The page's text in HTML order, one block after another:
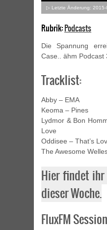
▷ Letzte Änderung: 2015-
Rubrik:Podcasts
Die Spannung
Case.. ähm Podcast
Tracklist:
Abby – EMA
Keoma – Pines
Lydmor & Bon
Love
Oddisee – That’s
The Awesome
Hier findet ihr
dieser Woche.
FluxFM Session